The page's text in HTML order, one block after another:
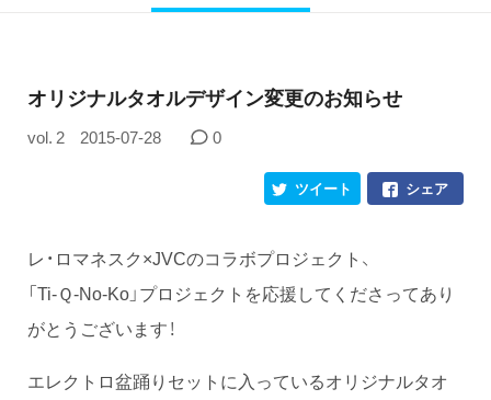
オリジナルタオルデザイン変更のお知らせ
vol. 2 2015-07-28 0
シェア
ツイート
レ・ロマネスク×JVCのコラボプロジェクト、
「Ti-Ｑ-No-Ko」プロジェクトを応援してくださってあり
がとうございます！
エレクトロ盆踊りセットに入っているオリジナルタオ